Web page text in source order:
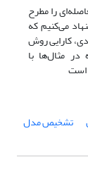
را مطرح
می‌کنیم که
کارایی روش
مثال‌ها با
تشخیص مدل